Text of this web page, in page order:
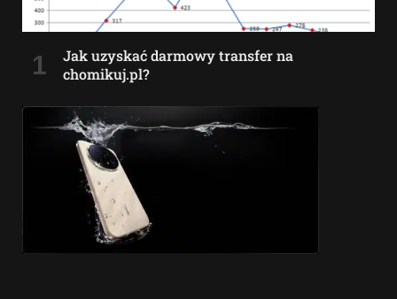
Jak uzyskać darmowy transfer na
chomikuj.pl?